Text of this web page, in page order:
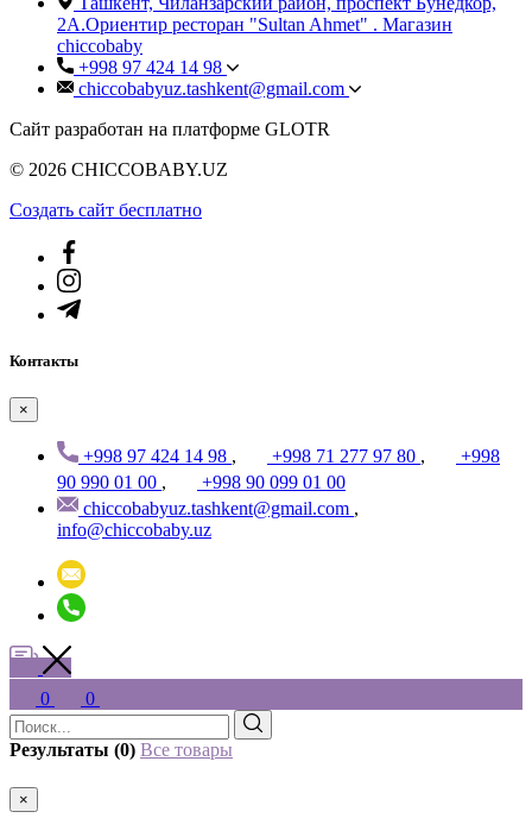
2А.Ориентир ресторан "Sultan Ahmet" . Магазин
chiccobaby
+998 97 424 14 98
chiccobabyuz.tashkent@gmail.com
Сайт разработан на платформе GLOTR
© 2026 CHICCOBABY.UZ
Создать cайт бесплатно
Контакты
×
+998 97 424 14 98 , +998 71 277 97 80 ,
+998
90 990 01 00 ,
+998 90 099 01 00
chiccobabyuz.tashkent@gmail.com ,
info@chiccobaby.uz
0 0
Результаты (0) Все товары
×